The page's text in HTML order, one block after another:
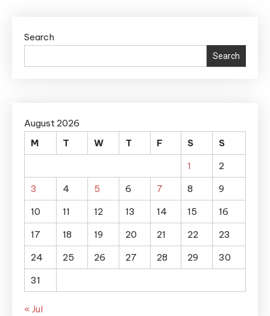
Search
Search
August 2026
M
T W T F S
S
1
2
3
4 5 6 7 8
9
10
11 12 13 14 15
16
17
18 19 20 21 22
23
24
25 26 27 28 29
30
31
« Jul